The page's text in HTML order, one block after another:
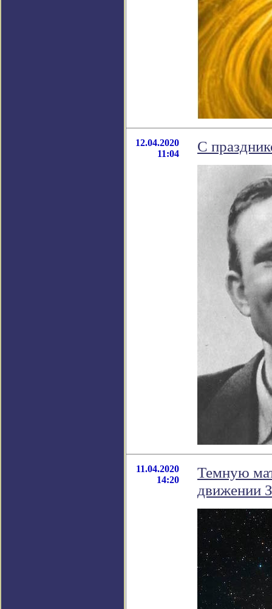
12.04.2020
11:04
С
11.04.2020
14:20
Темную
движении